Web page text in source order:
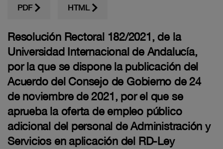
PDF HTML
Resolución Rectoral 182/2021, de la
Universidad Internacional de Andalucía,
por la que se dispone la publicación del
Acuerdo del Consejo de Gobierno de 24
de noviembre de 2021, por el que se
aprueba la oferta de empleo público
adicional del personal de Administración y
Servicios en aplicación del RD-Ley